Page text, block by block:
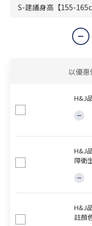
以優惠
H&J
H&J
障衛
H&J
註顏